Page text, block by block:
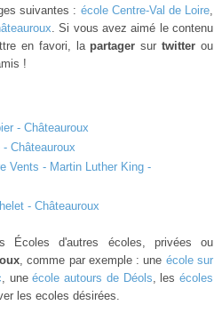
suivantes : école Centre-Val de Loire,
. Si vous avez aimé le contenu
en favori, la partager surtwitter ou
!
- Châteauroux
Châteauroux
Vents - Martin Luther King -
- Châteauroux
Écoles d'autres écoles, privées ou
, comme par exemple : une école sur
, uneécole autours de Déols, les écoles
les ecoles désirées.